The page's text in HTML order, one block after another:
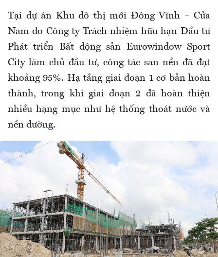
Tại dự án Khu đô thị mới Đông Vĩnh – Cửa
Nam do Công ty Trách nhiệm hữu hạn Đầu tư
Phát triển Bất động sản Eurowindow Sport
City làm chủ đầu tư, công tác san nền đã đạt
khoảng 95%. Hạ tầng giai đoạn 1 cơ bản hoàn
thành, trong khi giai đoạn 2 đã hoàn thiện
nhiều hạng mục như hệ thống thoát nước và
nền đường.